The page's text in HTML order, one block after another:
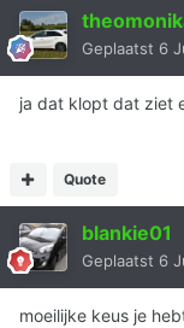
Geplaatst 6
ja dat klopt dat ziet
Quote
blankie01
Geplaatst 6
moeilijke keus je